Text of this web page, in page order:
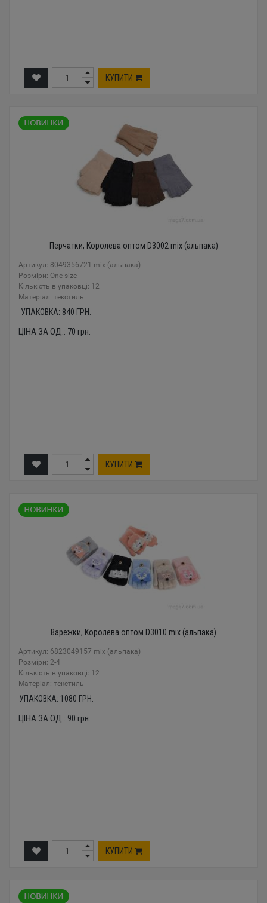
КУПИТИ
Перчатки, Королева оптом D3002 mix (альпака)
Артикул: 8049356721 mix (альпака)
Розміри: One size
Кількість в упаковці: 12
Mатеріал: текстиль
УПАКОВКА: 840 ГРН.
ЦІНА ЗА ОД.: 70 грн.
КУПИТИ
Варежки, Королева оптом D3010 mix (альпака)
Артикул: 6823049157 mix (альпака)
Розміри: 2-4
Кількість в упаковці: 12
Mатеріал: текстиль
УПАКОВКА: 1080 ГРН.
ЦІНА ЗА ОД.: 90 грн.
КУПИТИ